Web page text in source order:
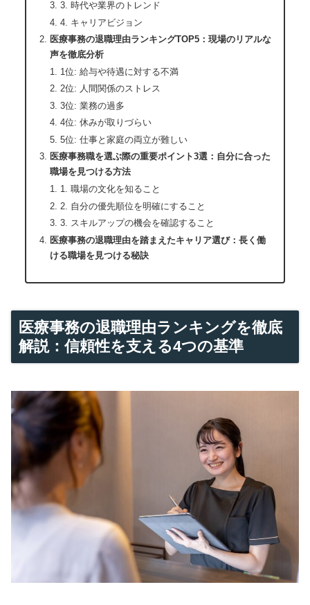
3. 時代や業界のトレンド
4. キャリアビジョン
医療事務の退職理由ランキングTOP5：現場のリアルな
声を徹底分析
1位: 給与や待遇に対する不満
2位: 人間関係のストレス
3位: 業務の過多
4位: 休みが取りづらい
5位: 仕事と家庭の両立が難しい
医療事務職を選ぶ際の重要ポイント3選：自分に合った
職場を見つける方法
1. 職場の文化を知ること
2. 自分の優先順位を明確にすること
3. スキルアップの機会を確認すること
医療事務の退職理由を踏まえたキャリア選び：長く働
ける職場を見つける秘訣
医療事務の退職理由ランキングを徹底
解説：信頼性を支える4つの基準